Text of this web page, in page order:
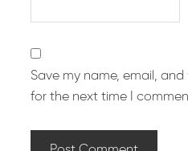
Save my name, email,
for the next time I